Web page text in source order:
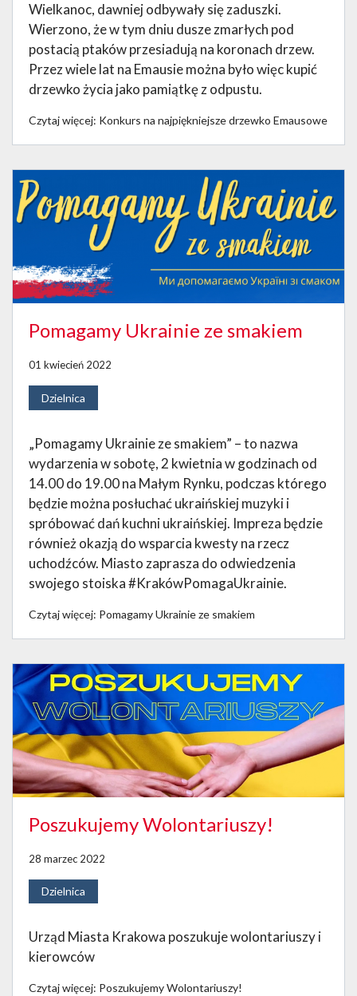
Wielkanoc, dawniej odbywały się zaduszki.
Wierzono, że w tym dniu dusze zmarłych pod
postacią ptaków przesiadują na koronach drzew.
Przez wiele lat na Emausie można było więc kupić
drzewko życia jako pamiątkę z odpustu.
Czytaj więcej: Konkurs na najpiękniejsze drzewko Emausowe
Pomagamy Ukrainie ze smakiem
01 kwiecień 2022
Dzielnica
„Pomagamy Ukrainie ze smakiem” – to nazwa
wydarzenia w sobotę, 2 kwietnia w godzinach od
14.00 do 19.00 na Małym Rynku, podczas którego
będzie można posłuchać ukraińskiej muzyki i
spróbować dań kuchni ukraińskiej. Impreza będzie
również okazją do wsparcia kwesty na rzecz
uchodźców. Miasto zaprasza do odwiedzenia
swojego stoiska #KrakówPomagaUkrainie.
Czytaj więcej: Pomagamy Ukrainie ze smakiem
Poszukujemy Wolontariuszy!
28 marzec 2022
Dzielnica
Urząd Miasta Krakowa poszukuje wolontariuszy i
kierowców
Czytaj więcej: Poszukujemy Wolontariuszy!